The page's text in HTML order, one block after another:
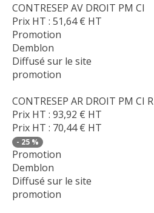
CONTRESEP AV DROIT PM CI
Prix HT : 51,64€ HT
Promotion
Demblon
Diffusé sur le site
promotion
CONTRESEP AR DROIT PM CI R
Prix HT : 93,92 € HT
Prix HT : 70,44€ HT
- 25 %
Promotion
Demblon
Diffusé sur le site
promotion